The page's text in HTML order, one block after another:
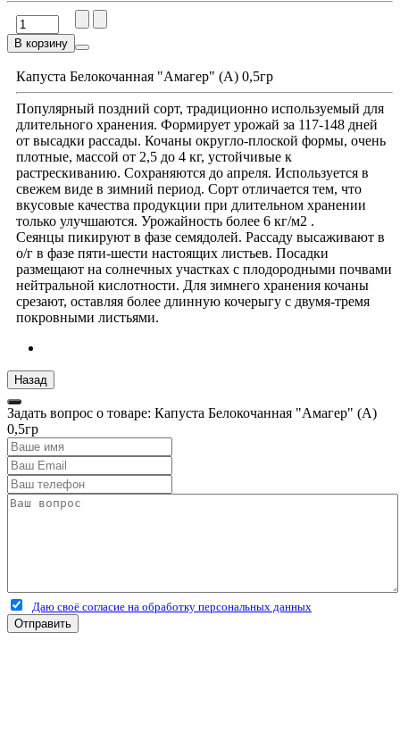
В корзину
Капуста Белокочанная "Амагер" (А) 0,5гр
Популярный поздний сорт, традиционно используемый для
длительного хранения. Формирует урожай за 117-148 дней
от высадки рассады. Кочаны округло-плоской формы, очень
плотные, массой от 2,5 до 4 кг, устойчивые к
растрескиванию. Сохраняются до апреля. Используется в
свежем виде в зимний период. Сорт отличается тем, что
вкусовые качества продукции при длительном хранении
только улучшаются. Урожайность более 6 кг/м2 .
Сеянцы пикируют в фазе семядолей. Рассаду высаживают в
о/г в фазе пяти-шести настоящих листьев. Посадки
размещают на солнечных участках с плодородными почвами
нейтральной кислотности. Для зимнего хранения кочаны
срезают, оставляя более длинную кочерыгу с двумя-тремя
покровными листьями.
Задать вопрос о товаре: Капуста Белокочанная "Амагер" (А)
0,5гр
Даю своё согласие на обработку персональных данных
Отправить